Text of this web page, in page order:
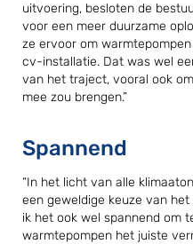
uitvoering, besloten de
voor een meer duurzame
ze ervoor om
cv-installatie. Dat was wel
van het traject, vooral ook
mee zou brengen.”
Spannend
“In het licht van alle
een geweldige keuze van
ik het ook wel spannend om
warmtepompen het juiste